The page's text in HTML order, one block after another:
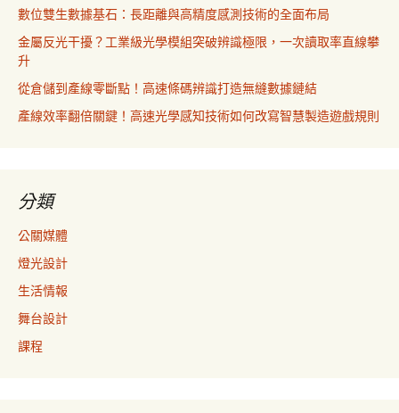
數位雙生數據基石：長距離與高精度感測技術的全面布局
金屬反光干擾？工業級光學模組突破辨識極限，一次讀取率直線攀
升
從倉儲到產線零斷點！高速條碼辨識打造無縫數據鏈結
產線效率翻倍關鍵！高速光學感知技術如何改寫智慧製造遊戲規則
分類
公關媒體
燈光設計
生活情報
舞台設計
課程